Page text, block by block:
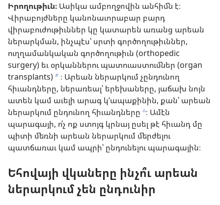
Իրողութիւն։ Ասիկա ամբողջովին անհիմն է։
Վիրաբոյժները կանոնաւորաբար բարդ
վիրաբուժութիւններ կը կատարեն առանց արեան
ներարկման, ինչպէս՝ սրտի գործողութիւններ,
ուղղամանկական գործողութիւն (orthopedic
surgery) եւ օրկաններու պատուաստումներ (organ
transplants)b ։ Արեան ներարկում չընդունող
հիւանդները, ներառեալ՝ երեխաները, յաճախ նոյն
ատեն կամ աւելի արագ կ’ապաքինին, քան՝ արեան
ներարկում ընդունող հիւանդները c։ Ամէն
պարագայի, ո՛չ ոք ստոյգ կրնայ ըսել թէ հիւանդ մը
պիտի մեռնի արեան ներարկում մերժելու
պատճառաւ կամ ապրի՝ ընդունելու պարագային։
Եհովայի վկաները ինչո՞ւ արեան
ներարկում չեն ընդունիր